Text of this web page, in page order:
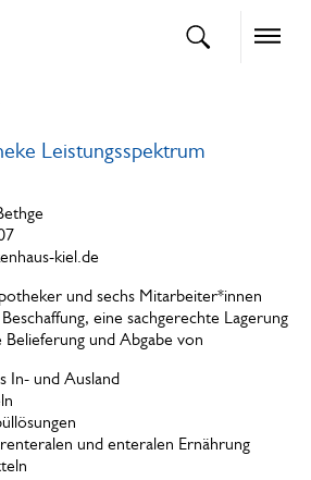
openText
Leistungsspektrum
kiel.de
und sechs Mitarbeiter*innen
eine sachgerechte Lagerung
Belieferung und Abgabe von
In- und Ausland
und enteralen Ernährung